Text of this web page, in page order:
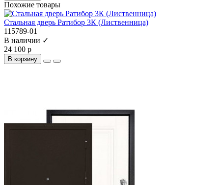
Похожие товары
Стальная дверь Ратибор 3К (Лиственница)
115789-01
В наличии ✓
24 100 р
В корзину